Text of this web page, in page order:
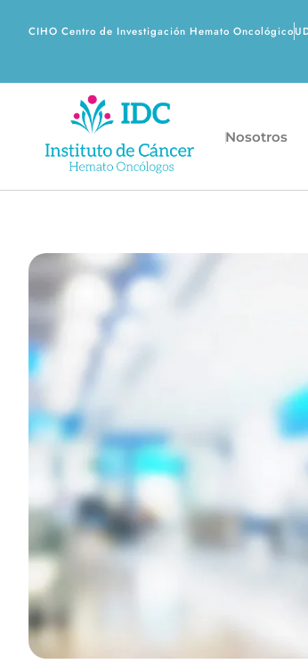
CIHO Centro de Investigación Hemato Oncológico
Nosotros